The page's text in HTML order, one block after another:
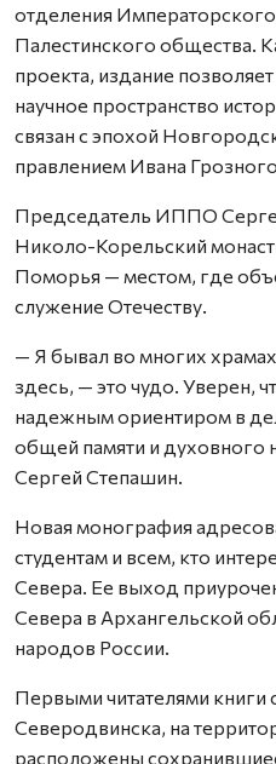
отделения
Палестинского общества.
проекта, издание
научное пространство
связан с эпохой
правлением Ивана Грозного.
Председатель ИППО
Николо-Корельский
Поморья — местом, где
служение Отечеству.
— Я бывал во многих
здесь, — это чудо. Уверен,
надежным ориентиром в
общей памяти и духовного
Сергей Степашин.
Новая монография
студентам и всем, кто
Севера. Ее выход
Севера в Архангельской
народов России.
Первыми читателями книги
Северодвинска, на
расположены